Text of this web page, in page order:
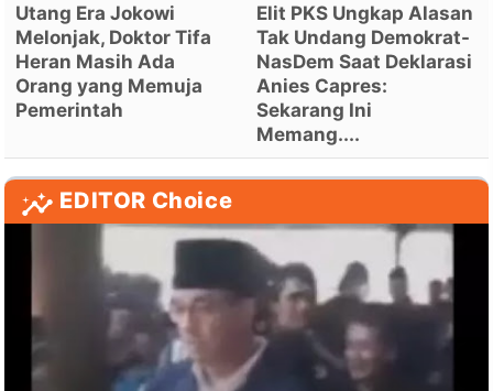
Utang Era Jokowi
Melonjak, Doktor Tifa
Heran Masih Ada
Orang yang Memuja
Pemerintah
Elit PKS Ungkap Alasan
Tak Undang Demokrat-
NasDem Saat Deklarasi
Anies Capres:
Sekarang Ini
Memang....
EDITOR Choice